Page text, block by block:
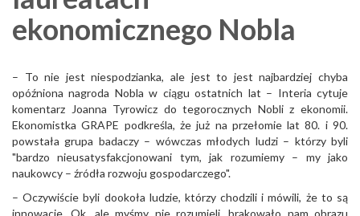
ekonomicznego Nobla
– To nie jest niespodzianka, ale jest to jest najbardziej chyba
opóźniona nagroda Nobla w ciągu ostatnich lat – Interia cytuje
komentarz Joanna Tyrowicz do tegorocznych Nobli z ekonomii.
Ekonomistka GRAPE podkreśla, że już na przełomie lat 80. i 90.
powstała grupa badaczy – wówczas młodych ludzi – którzy byli
"bardzo nieusatysfakcjonowani tym, jak rozumiemy – my jako
naukowcy – źródła rozwoju gospodarczego".
– Oczywiście byli dookoła ludzie, którzy chodzili i mówili, że to są
innowacje. Ok, ale myśmy nie rozumieli, brakowało nam obrazu